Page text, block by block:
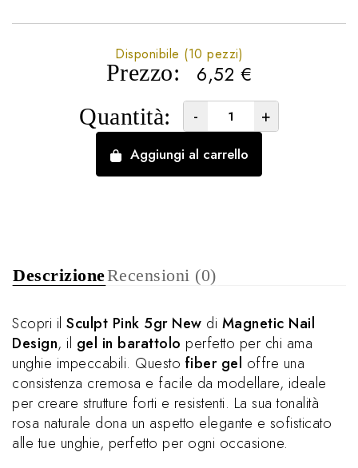
Prezzo: 6,52 €
Disponibile (10 pezzi)
Quantità: - +
Aggiungi al carrello
DescrizioneRecensioni (0)
Scopri il Sculpt Pink 5gr New di Magnetic Nail
Design, il gel in barattolo perfetto per chi ama
unghie impeccabili. Questo fiber gel offre una
consistenza cremosa e facile da modellare, ideale
per creare strutture forti e resistenti. La sua tonalità
rosa naturale dona un aspetto elegante e sofisticato
alle tue unghie, perfetto per ogni occasione.